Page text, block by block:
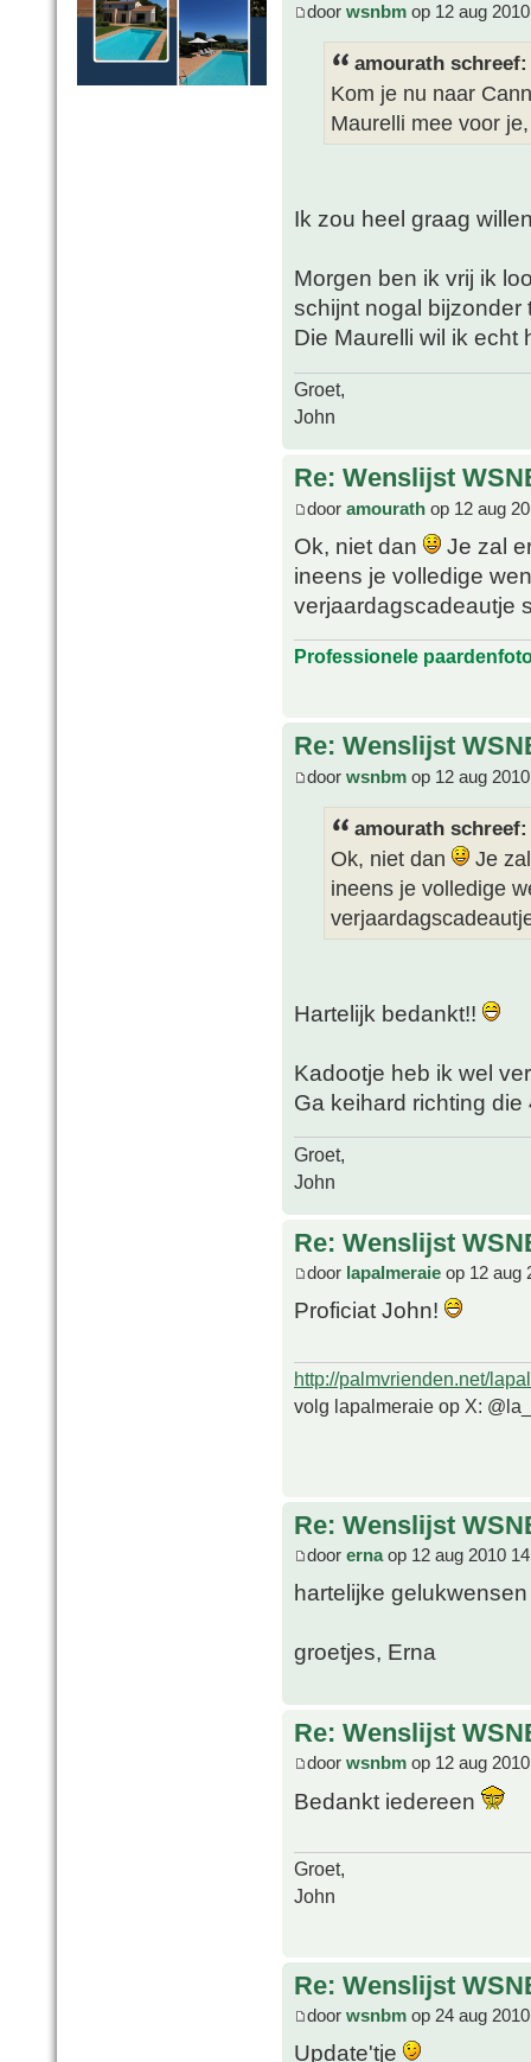
door wsnbm op 12 aug
amourath schreef:
Kom je nu naar
Maurelli mee voor
Ik zou heel graag
Morgen ben ik vrij ik
schijnt nogal bijzonder
Die Maurelli wil ik
Groet,
John
Re: Wenslijst
door amourath op 12 aug
Ok, niet dan
Je zal
ineens je volledige
verjaardagscadeautje
Professionele
Re: Wenslijst
door wsnbm op 12 aug
amourath schreef:
Ok, niet dan
Je
ineens je volledige
Hartelijk bedankt!!
Kadootje heb ik wel
Ga keihard richting die
Groet,
John
Re: Wenslijst
door lapalmeraie op 12 aug
Proficiat John!
http://palmvrienden.net/
volg lapalmeraie op X:
Re: Wenslijst
door ernaop 12 aug 2010
hartelijke
groetjes, Erna
Re: Wenslijst
door wsnbm op 12 aug
Bedankt iedereen
Groet,
John
Re: Wenslijst
door wsnbm op 24 aug
Update'tje